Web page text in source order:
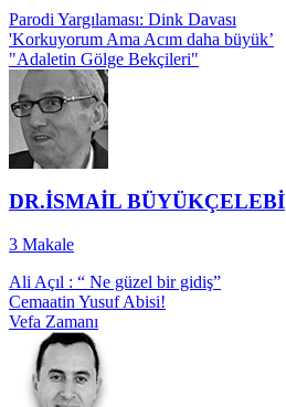
Parodi Yargılaması: Dink Davası
'Korkuyorum Ama Acım daha büyük’
"Adaletin Gölge Bekçileri"
DR.İSMAİL BÜYÜKÇELEBİ
3 Makale
Ali Açıl : “ Ne güzel bir gidiş”
Cemaatin Yusuf Abisi!
Vefa Zamanı